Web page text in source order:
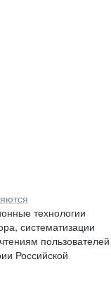
технологии
систематизации
пользователей
Российской